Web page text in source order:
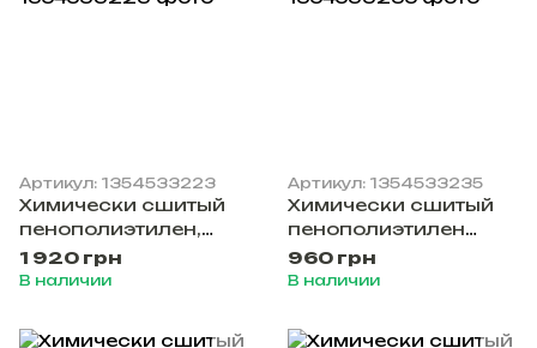
Артикул: 1354533223
Химически сшитый
пенополиэтилен,
толщина 40мм 1х2м
1 920 грн
В наличии
Артикул: 1354533235
Химически сшитый
пенополиэтилен
толщина 20мм 1х2м
960 грн
В наличии